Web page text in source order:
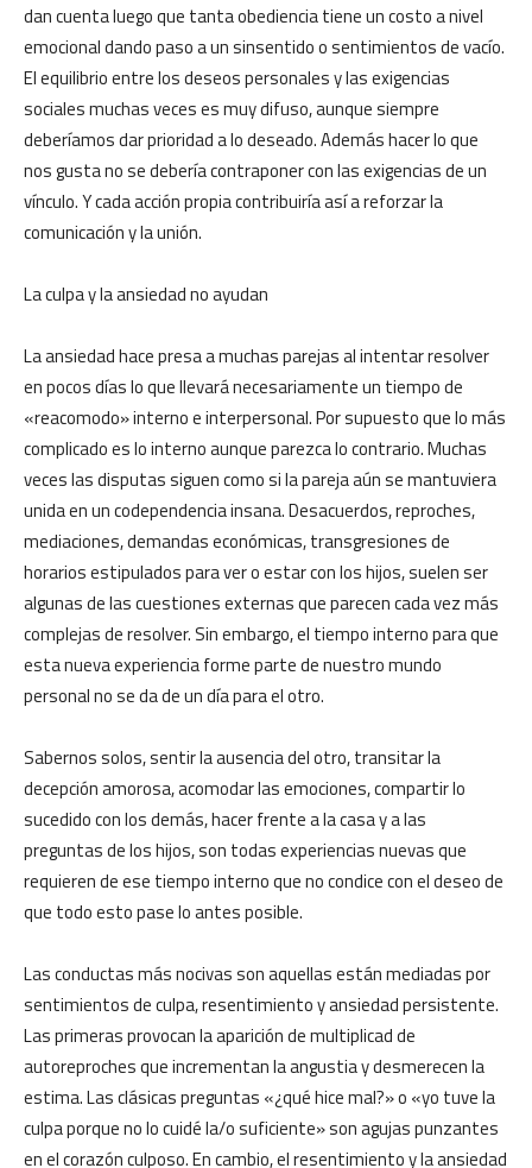
dan cuenta luego que tanta obediencia tiene un costo a nivel
emocional dando paso a un sinsentido o sentimientos de vacío.
El equilibrio entre los deseos personales y las exigencias
sociales muchas veces es muy difuso, aunque siempre
deberíamos dar prioridad a lo deseado. Además hacer lo que
nos gusta no se debería contraponer con las exigencias de un
vínculo. Y cada acción propia contribuiría así a reforzar la
comunicación y la unión.
La culpa y la ansiedad no ayudan
La ansiedad hace presa a muchas parejas al intentar resolver
en pocos días lo que llevará necesariamente un tiempo de
«reacomodo» interno e interpersonal. Por supuesto que lo más
complicado es lo interno aunque parezca lo contrario. Muchas
veces las disputas siguen como si la pareja aún se mantuviera
unida en un codependencia insana. Desacuerdos, reproches,
mediaciones, demandas económicas, transgresiones de
horarios estipulados para ver o estar con los hijos, suelen ser
algunas de las cuestiones externas que parecen cada vez más
complejas de resolver. Sin embargo, el tiempo interno para que
esta nueva experiencia forme parte de nuestro mundo
personal no se da de un día para el otro.
Sabernos solos, sentir la ausencia del otro, transitar la
decepción amorosa, acomodar las emociones, compartir lo
sucedido con los demás, hacer frente a la casa y a las
preguntas de los hijos, son todas experiencias nuevas que
requieren de ese tiempo interno que no condice con el deseo de
que todo esto pase lo antes posible.
Las conductas más nocivas son aquellas están mediadas por
sentimientos de culpa, resentimiento y ansiedad persistente.
Las primeras provocan la aparición de multiplicad de
autoreproches que incrementan la angustia y desmerecen la
estima. Las clásicas preguntas «¿qué hice mal?» o «yo tuve la
culpa porque no lo cuidé la/o suficiente» son agujas punzantes
en el corazón culposo. En cambio, el resentimiento y la ansiedad